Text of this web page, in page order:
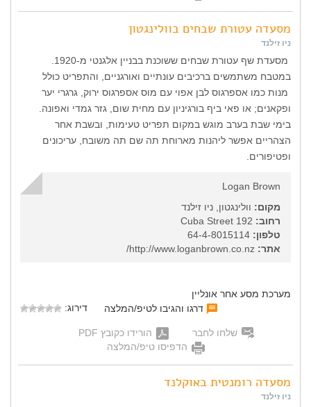
מסעדה עטורת שבחים בוולינגטון
ניו זילנד
במטבח משתמשים ברכיבים עונתיים ואורגניים, והתפריט כולל
מנות כמו אספרגוס לבן אפוי עם מוס אספרגוס ירוק, גרגרי יער
ופקאנים; או פאי ביף בורגיניון עם מחית שום, גזר גמדי ואפונה.
בימי שבת בערב מוגש במקום תפריט טעימות, ובשבת אחר
הצהריים אפשר ליהנות מארוחת תה שם תה משובח, עריכונים
ופטיפורים.
Logan Brown
מקום: וולינגטון, ניו זילנד
רחוב:
טלפון:
אתר:
מערכת מסע אחר אונליין
דרגו והגיבו לטיפ/המלצה
דירוג:
שלחו לחבר
הורידו כקובץ PDF
הדפיסו טיפ/המלצה
מסעדה רומנטית באוקלנד
ניו זילנד